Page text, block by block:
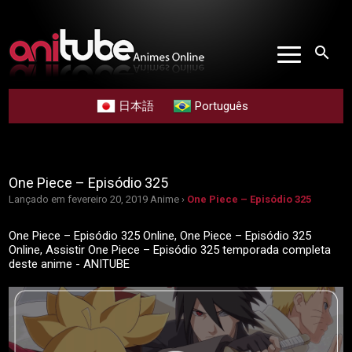
search
日本語 Português
One Piece – Episódio 325
Lançado em fevereiro 20, 2019 Anime › One Piece – Episódio 325
One Piece – Episódio 325 Online, One Piece – Episódio 325
Online, Assistir One Piece – Episódio 325 temporada completa
deste anime - ANITUBE